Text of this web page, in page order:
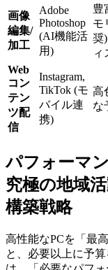
画像
編集/
加工
Adobe
Photoshop
(AI機能活
用)
豊
モ
奨
ィ
Web
コン
テン
ツ配
信
Instagram,
TikTok (モ
バイル連
携)
高
な
パフォーマ
究極の地域
構築戦略
高性能なPCを「最
と、必要以上に予